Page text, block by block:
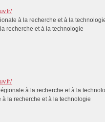
recherche et à la technologie
la recherche et à la technologie